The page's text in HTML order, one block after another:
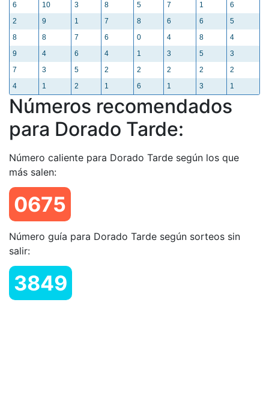
6
10 3 8 5 7 1
6
2
9 1 7 8 6 6
5
8
8 7 6 0 4 8
4
9
4 6 4 1 3 5
3
7
3 5 2 2 2 2
2
4
1 2 1 6 1 3 1
Números recomendados
para Dorado Tarde:
Número caliente para Dorado Tarde según los que
más salen:
0675
Número guía para Dorado Tarde según sorteos sin
salir:
3849